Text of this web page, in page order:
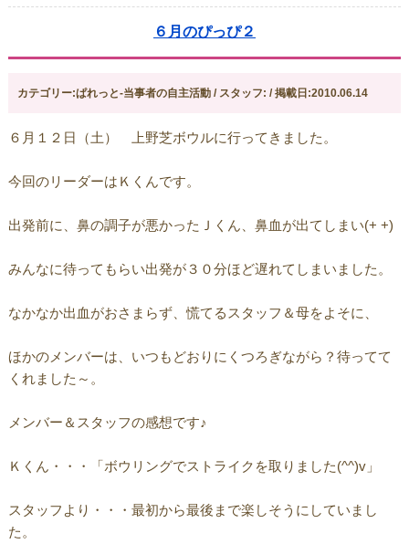
６月のぴっぴ２
カテゴリー:ぱれっと-当事者の自主活動 / スタッフ: / 掲載日:2010.06.14
６月１２日（土） 上野芝ボウルに行ってきました。
今回のリーダーはＫくんです。
出発前に、鼻の調子が悪かったＪくん、鼻血が出てしまい(+ +)
みんなに待ってもらい出発が３０分ほど遅れてしまいました。
なかなか出血がおさまらず、慌てるスタッフ＆母をよそに、
ほかのメンバーは、いつもどおりにくつろぎながら？待ってて
くれました～。
メンバー＆スタッフの感想です♪
Ｋくん・・・「ボウリングでストライクを取りました(^^)v」
スタッフより・・・最初から最後まで楽しそうにしていまし
た。